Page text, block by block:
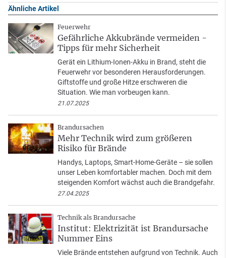
Ähnliche Artikel
Feuerwehr
Gefährliche Akkubrände vermeiden -
Tipps für mehr Sicherheit
Gerät ein Lithium-Ionen-Akku in Brand, steht die
Feuerwehr vor besonderen Herausforderungen.
Giftstoffe und große Hitze erschweren die
Situation. Wie man vorbeugen kann.
21.07.2025
Brandursachen
Mehr Technik wird zum größeren
Risiko für Brände
Handys, Laptops, Smart-Home-Geräte – sie sollen
unser Leben komfortabler machen. Doch mit dem
steigenden Komfort wächst auch die Brandgefahr.
27.04.2025
Technik als Brandursache
Institut: Elektrizität ist Brandursache
Nummer Eins
Viele Brände entstehen aufgrund von Technik. Auch